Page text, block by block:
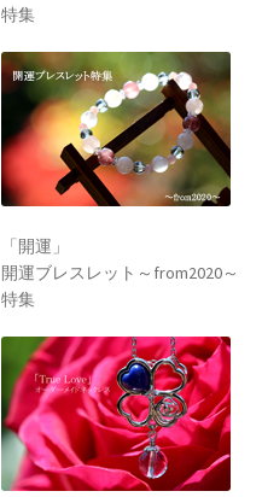
特集
「開運」
開運ブレスレット～from2020～
特集